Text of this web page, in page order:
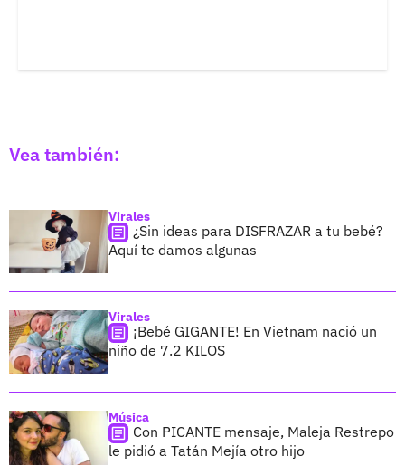
Vea también:
Virales
¿Sin ideas para DISFRAZAR a tu bebé?
Aquí te damos algunas
Virales
¡Bebé GIGANTE! En Vietnam nació un
niño de 7.2 KILOS
Música
Con PICANTE mensaje, Maleja Restrepo
le pidió a Tatán Mejía otro hijo